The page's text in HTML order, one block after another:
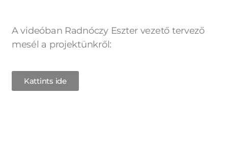
A videóban Radnóczy Eszter vezető tervező
mesél a projektünkről:
Kattints ide